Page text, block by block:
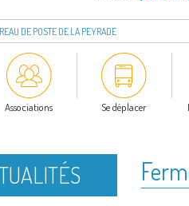
DE POSTE DE LA PEYRADE
Associations Se déplacer